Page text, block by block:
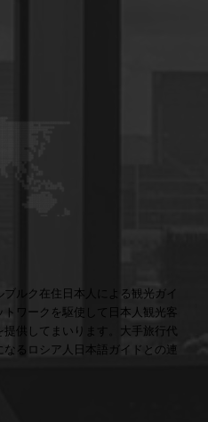
ルク在住日本人による観光ガイ
ワークを駆使して日本人観光客
供してまいります。大手旅行代
るロシア人日本語ガイドとの連